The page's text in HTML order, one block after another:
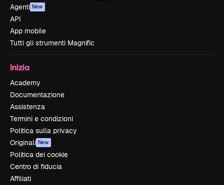
Agenti New
API
App mobile
Tutti gli strumenti Magnific
Inizia
Academy
Documentazione
Assistenza
Termini e condizioni
Politica sulla privacy
Originali New
Politica dei cookie
Centro di fiducia
Affiliati